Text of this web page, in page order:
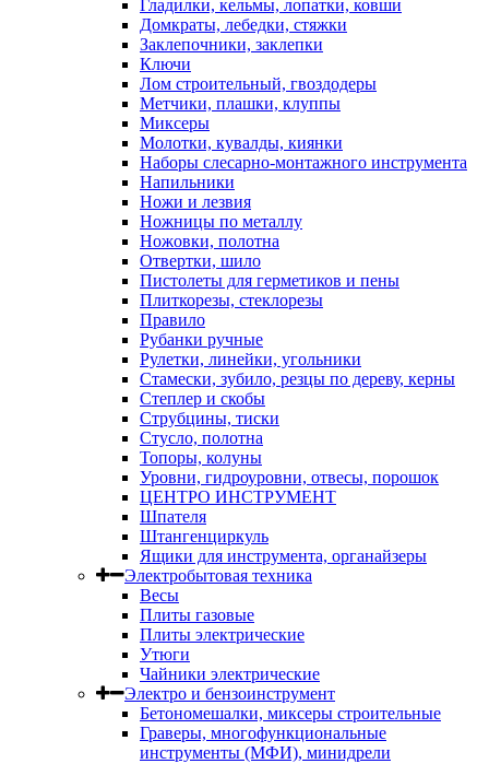
Гладилки, кельмы, лопатки, ковши
Домкраты, лебедки, стяжки
Заклепочники, заклепки
Ключи
Лом строительный, гвоздодеры
Метчики, плашки, клуппы
Миксеры
Молотки, кувалды, киянки
Наборы слесарно-монтажного инструмента
Напильники
Ножи и лезвия
Ножницы по металлу
Ножовки, полотна
Отвертки, шило
Пистолеты для герметиков и пены
Плиткорезы, стеклорезы
Правило
Рубанки ручные
Рулетки, линейки, угольники
Стамески, зубило, резцы по дереву, керны
Степлер и скобы
Струбцины, тиски
Стусло, полотна
Топоры, колуны
Уровни, гидроуровни, отвесы, порошок
ЦЕНТРО ИНСТРУМЕНТ
Шпателя
Штангенциркуль
Ящики для инструмента, органайзеры
Электробытовая техника
Весы
Плиты газовые
Плиты электрические
Утюги
Чайники электрические
Электро и бензоинструмент
Бетономешалки, миксеры строительные
Граверы, многофункциональные
инструменты (МФИ), минидрели